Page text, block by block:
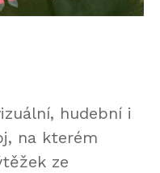
hudební i
na kterém
ze